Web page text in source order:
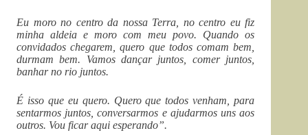
Eu moro no centro da nossa Terra, no centro eu fiz
minha aldeia e moro com meu povo. Quando os
convidados chegarem, quero que todos comam bem,
durmam bem. Vamos dançar juntos, comer juntos,
banhar no rio juntos.
É isso que eu quero. Quero que todos venham, para
sentarmos juntos, conversarmos e ajudarmos uns aos
outros. Vou ficar aqui esperando”.